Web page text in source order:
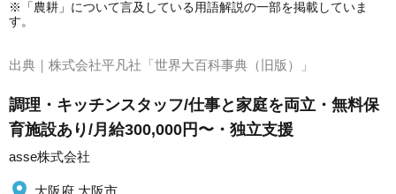
※「農耕」について言及している用語解説の一部を掲載していま
す。
出典｜ 株式会社平凡社「世界大百科事典（旧版）」
調理・キッチンスタッフ/仕事と家庭を両立・無料保
育施設あり/月給300,000円〜・独立支援
asse株式会社
大阪府 大阪市